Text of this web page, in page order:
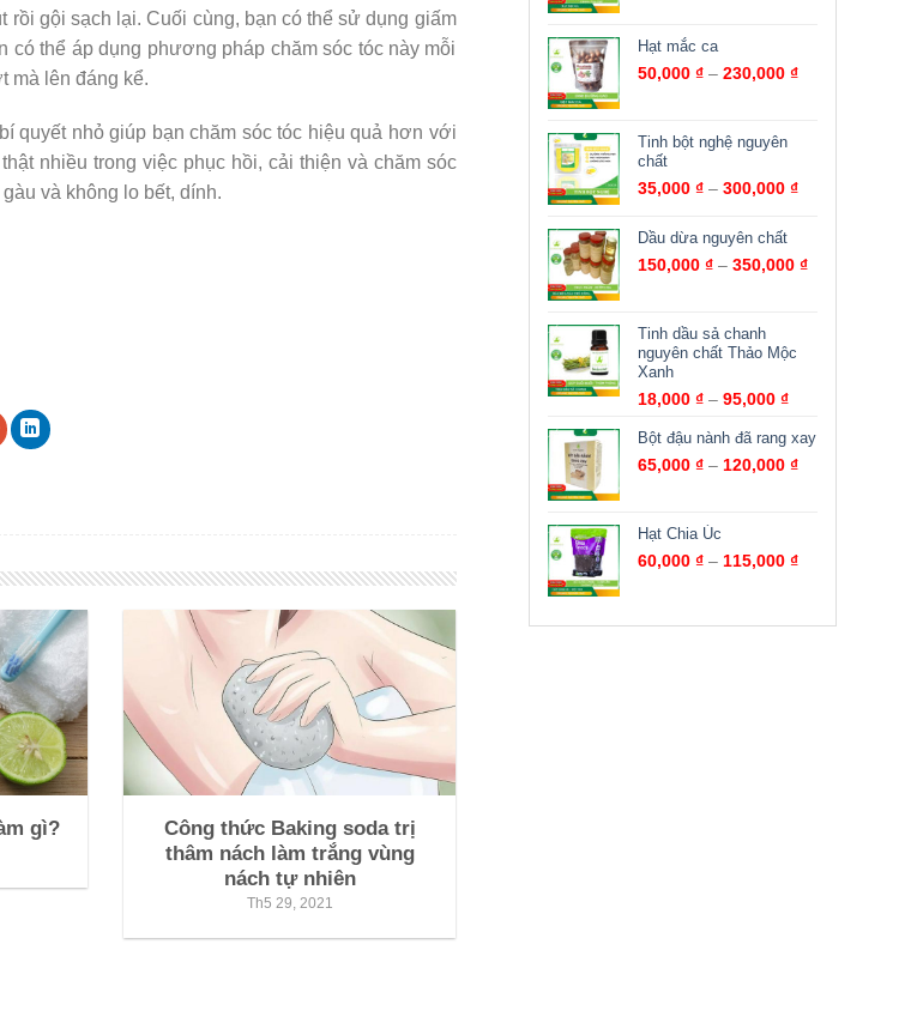
gội sạch lại. Cuối cùng, bạn có thể sử dụng giấm
thể áp dụng phương pháp chăm sóc tóc này mỗi
mà lên đáng kể.
quyết nhỏ giúp bạn chăm sóc tóc hiệu quả hơn với
nhiều trong việc phục hồi, cải thiện và chăm sóc
và không lo bết, dính.
gì?
Công thức Baking soda trị
thâm nách làm trắng vùng
nách tự nhiên
Th5 29, 2021
Hạt mắc ca
50,000 ₫– 230,000 ₫
Tinh bột nghệ nguyên
chất
35,000 ₫– 300,000 ₫
Dầu dừa nguyên chất
150,000 ₫– 350,000 ₫
Tinh dầu sả chanh
nguyên chất Thảo Mộc
Xanh
18,000 ₫– 95,000 ₫
Bột đậu nành đã rang xay
65,000 ₫– 120,000 ₫
Hạt Chia Úc
60,000 ₫– 115,000 ₫